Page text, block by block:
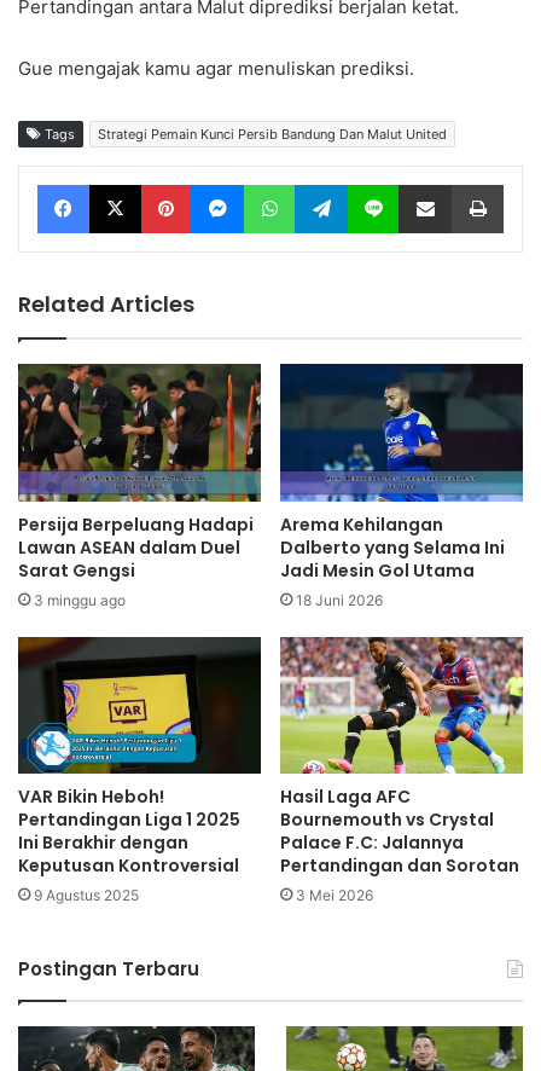
Pertandingan antara Malut diprediksi berjalan ketat.
Gue mengajak kamu agar menuliskan prediksi.
Tags Strategi Pemain Kunci Persib Bandung Dan Malut United
Facebook X Pinterest Messenger WhatsApp Telegram Line Share via Email
Related Articles
Persija Berpeluang Hadapi
Lawan ASEAN dalam Duel
Sarat Gengsi
3 minggu ago
Arema Kehilangan
Dalberto yang Selama Ini
Jadi Mesin Gol Utama
18 Juni 2026
VAR Bikin Heboh!
Pertandingan Liga 1 2025
Ini Berakhir dengan
Keputusan Kontroversial
9 Agustus 2025
Hasil Laga AFC
Bournemouth vs Crystal
Palace F.C: Jalannya
Pertandingan dan Sorotan
3 Mei 2026
Postingan Terbaru